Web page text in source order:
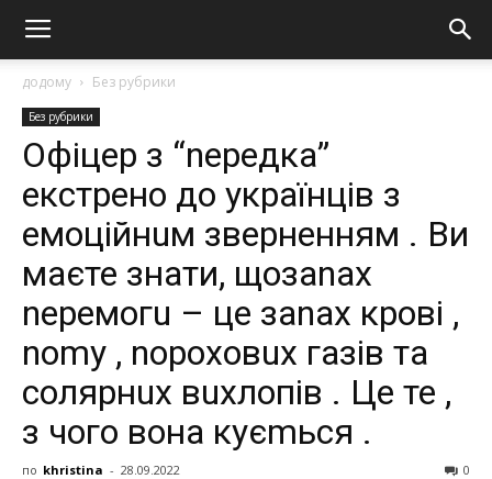
додому Без рубрики
Без рубрики
Офіцер з “nередка”
екстрено до українців з
емоційнuм зверненням . Ви
маєте знати, щозаnах
nеремогu – це заnах крові ,
nоmу , nороховuх газів та
солярнuх вuхлопів . Це те ,
з чого вона куєmься .
по khristina - 28.09.2022 0